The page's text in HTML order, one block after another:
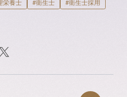
栄養士 #衛生士
#衛生士採用